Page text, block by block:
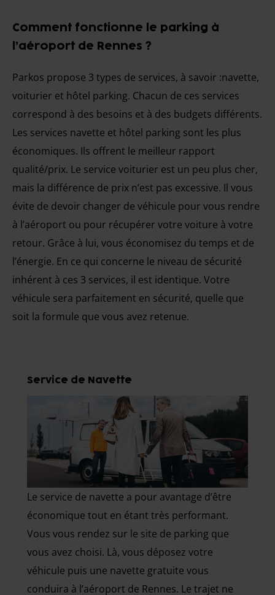
Comment fonctionne le parking à
l’aéroport de Rennes ?
Parkos propose 3 types de services, à savoir :navette,
voiturier et hôtel parking. Chacun de ces services
correspond à des besoins et à des budgets différents.
Les services navette et hôtel parking sont les plus
économiques. Ils offrent le meilleur rapport
qualité/prix. Le service voiturier est un peu plus cher,
mais la différence de prix n’est pas excessive. Il vous
évite de devoir changer de véhicule pour vous rendre
à l’aéroport ou pour récupérer votre voiture à votre
retour. Grâce à lui, vous économisez du temps et de
l’énergie. En ce qui concerne le niveau de sécurité
inhérent à ces 3 services, il est identique. Votre
véhicule sera parfaitement en sécurité, quelle que
soit la formule que vous avez retenue.
Service de Navette
Le service de navette a pour avantage d’être
économique tout en étant très performant.
Vous vous rendez sur le site de parking que
vous avez choisi. Là, vous déposez votre
véhicule puis une navette gratuite vous
conduira à l’aéroport de Rennes. Le trajet ne